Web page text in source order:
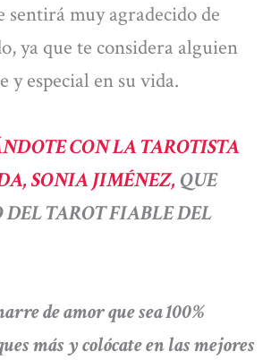
sentirá muy agradecido de
ya que te considera alguien
especial en su vida.
CON LA TAROTISTA
SONIA JIMÉNEZ, QUE
DEL TAROT FIABLE DEL
de amor que sea 100%
más y colócate en las mejores